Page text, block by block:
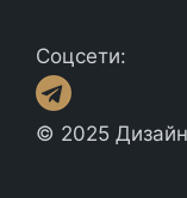
Соцсети:
© 2025